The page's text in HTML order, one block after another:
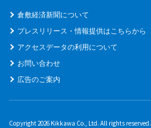
倉敷経済新聞について
プレスリリース・情報提供はこちらから
アクセスデータの利用について
お問い合わせ
広告のご案内
Copyright 2026 Kikkawa Co., Ltd. All rights reserved.